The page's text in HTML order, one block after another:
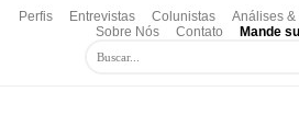
Perfis Entrevistas Colunistas Análises
Sobre Nós
Contato Mande